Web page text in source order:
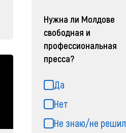
Нужна ли Молдове
свободная и
профессиональная
пресса?
Да
Нет
Не знаю/не решил